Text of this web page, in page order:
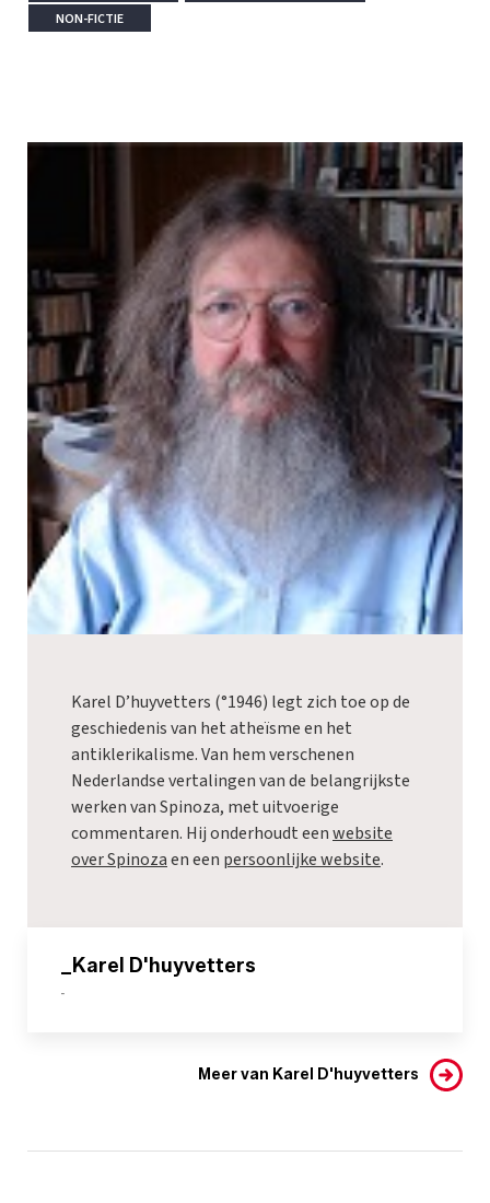
NON-FICTIE
Karel D’huyvetters (°1946) legt zich toe op de
geschiedenis van het atheïsme en het
antiklerikalisme. Van hem verschenen
Nederlandse vertalingen van de belangrijkste
werken van Spinoza, met uitvoerige
commentaren. Hij onderhoudt eenwebsite
over Spinozaen een persoonlijke website.
_Karel D'huyvetters
-
Meer van Karel D'huyvetters